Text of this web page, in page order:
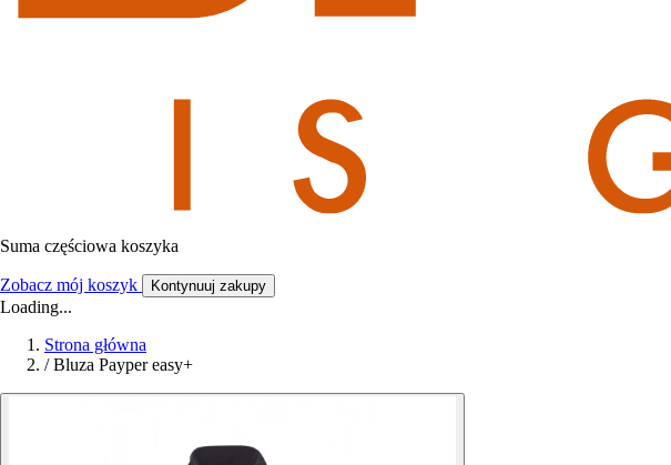
Suma częściowa koszyka
Zobacz mój koszyk Kontynuuj zakupy
Loading...
Strona główna
/ Bluza Payper easy+